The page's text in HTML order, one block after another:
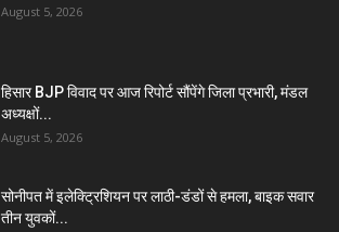
August 5, 2026
हिसार BJP विवाद पर आज रिपोर्ट सौंपेंगे जिला प्रभारी, मंडल
अध्यक्षों...
August 5, 2026
सोनीपत में इलेक्ट्रिशियन पर लाठी-डंडों से हमला, बाइक सवार
तीन युवकों...